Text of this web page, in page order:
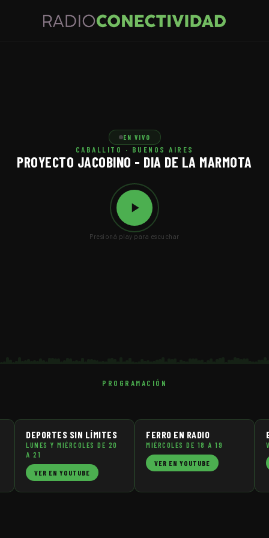
EN VIVO
CABALLITO · BUENOS AIRES
PROYECTO JACOBINO - DIA DE LA MARMOTA
Presioná play para escuchar
PROGRAMACIÓN
DEPORTES SIN LÍMITES
LUNES Y MIÉRCOLES DE 20
A 21
VER EN YOUTUBE
FERRO EN RADIO
MIÉRCOLES DE 18 A 19
VER EN YOUTUBE